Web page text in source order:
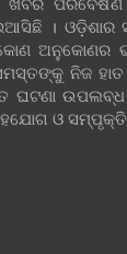
ଖବର
।
ଅନୁକୋଣର
ନିଜ ହାତ
ଉପଲବ୍ଧ
ଓ ସମ୍ପୃକ୍ତି